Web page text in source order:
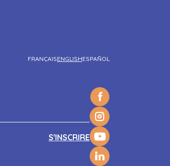
FRANÇAISENGLISHESPAÑOL